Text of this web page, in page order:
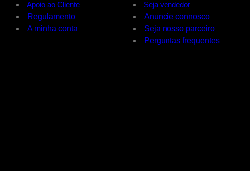
Apoio ao Cliente
Regulamento
A minha conta
Seja vendedor
Anuncie connosco
Seja nosso parceiro
Perguntas frequentes